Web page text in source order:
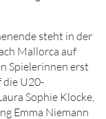
steht in der
Mallorca auf
Spielerinnen erst
die U20-
Sophie Klocke,
Emma Niemann